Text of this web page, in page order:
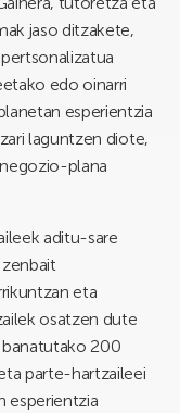
jaso ditzakete,
edo oinarri
esperientzia
laguntzen diote,
plana
aditu-sare
eta
osatzen dute
banatutako 200
parte-hartzaileei
esperientzia